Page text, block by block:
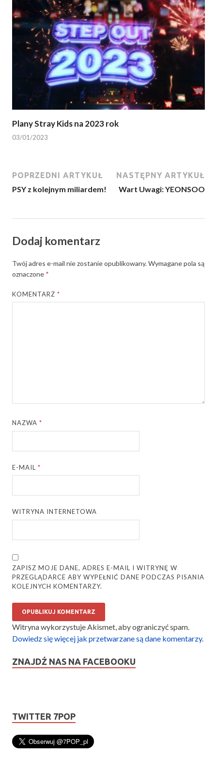
Plany Stray Kids na 2023 rok
03/01/2023
POPRZEDNI ARTYKUŁ
PSY z kolejnym miliardem!
NASTĘPNY ARTYKUŁ
Wart Uwagi: YEONSOO
Dodaj komentarz
Twój adres e-mail nie zostanie opublikowany.Wymagane pola są
oznaczone *
KOMENTARZ*
NAZWA*
E-MAIL*
WITRYNA INTERNETOWA
ZAPISZ MOJE DANE, ADRES E-MAIL I WITRYNĘ W
PRZEGLĄDARCE ABY WYPEŁNIĆ DANE PODCZAS PISANIA
KOLEJNYCH KOMENTARZY.
Witryna wykorzystuje Akismet, aby ograniczyć spam.
Dowiedz się więcej jak przetwarzane są dane komentarzy.
ZNAJDŹ NAS NA FACEBOOKU
TWITTER 7POP